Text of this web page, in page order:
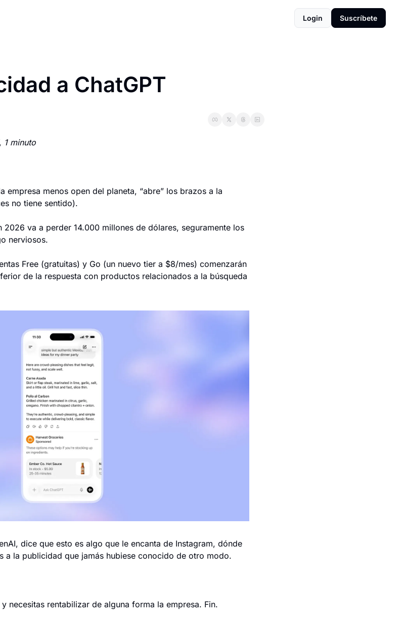
Login Suscríbete
a ChatGPT
1 minuto
empresa menos open del planeta, “abre” los brazos a la
no tiene sentido).
2026 va a perder 14.000 millones de dólares, seguramente los
nerviosos.
Free (gratuitas) y Go (un nuevo tier a $8/mes) comenzarán
de la respuesta con productos relacionados a la búsqueda
dice que esto es algo que le encanta de Instagram, dónde
a la publicidad que jamás hubiese conocido de otro modo.
necesitas rentabilizar de alguna forma la empresa. Fin.